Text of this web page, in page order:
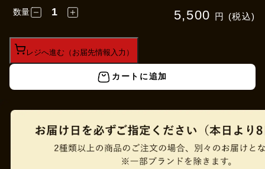
5,500 円 (税込)
数量
レジへ進む（お届先情報入力）
カートに追加